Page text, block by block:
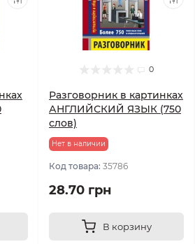
0
Разговорник в картинках
АНГЛИЙСКИЙ ЯЗЫК (750
слов)
Нет в наличии
Код товара: 35786
28.70 грн
В корзину